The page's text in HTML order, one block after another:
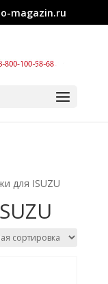
magazin.ru
для ISUZU